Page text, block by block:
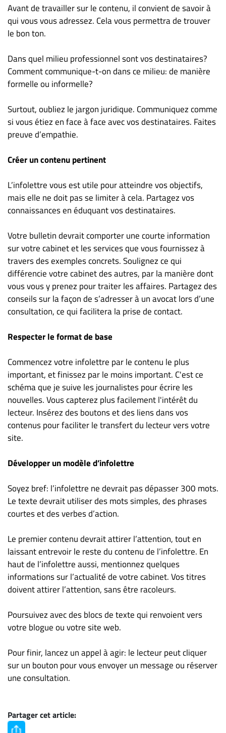
TROUVEZ-
NOUS
Nous
joindre
À
Infolettre
S’abonner
FAQ
Politique de
Avant de travailler sur le contenu, il convient de savoir à
qui vous vous adressez. Cela vous permettra de trouver
le bon ton.
Dans quel milieu professionnel sont vos destinataires?
Comment communique-t-on dans ce milieu: de manière
formelle ou informelle?
Surtout, oubliez le jargon juridique. Communiquez comme
si vous étiez en face à face avec vos destinataires. Faites
preuve d’empathie.
Créer un contenu pertinent
L’infolettre vous est utile pour atteindre vos objectifs,
mais elle ne doit pas se limiter à cela. Partagez vos
connaissances en éduquant vos destinataires.
Votre bulletin devrait comporter une courte information
sur votre cabinet et les services que vous fournissez à
travers des exemples concrets. Soulignez ce qui
différencie votre cabinet des autres, par la manière dont
vous vous y prenez pour traiter les affaires. Partagez des
conseils sur la façon de s’adresser à un avocat lors d’une
consultation, ce qui facilitera la prise de contact.
Respecter le format de base
Commencez votre infolettre par le contenu le plus
important, et finissez par le moins important. C'est ce
schéma que je suive les journalistes pour écrire les
nouvelles. Vous capterez plus facilement l'intérêt du
lecteur. Insérez des boutons et des liens dans vos
contenus pour faciliter le transfert du lecteur vers votre
site.
Développer un modèle d’infolettre
Soyez bref: l’infolettre ne devrait pas dépasser 300 mots.
Le texte devrait utiliser des mots simples, des phrases
courtes et des verbes d’action.
Le premier contenu devrait attirer l’attention, tout en
laissant entrevoir le reste du contenu de l’infolettre. En
haut de l’infolettre aussi, mentionnez quelques
informations sur l’actualité de votre cabinet. Vos titres
doivent attirer l’attention, sans être racoleurs.
Poursuivez avec des blocs de texte qui renvoient vers
votre blogue ou votre site web.
Pour finir, lancez un appel à agir: le lecteur peut cliquer
sur un bouton pour vous envoyer un message ou réserver
une consultation.
Partager cet article: